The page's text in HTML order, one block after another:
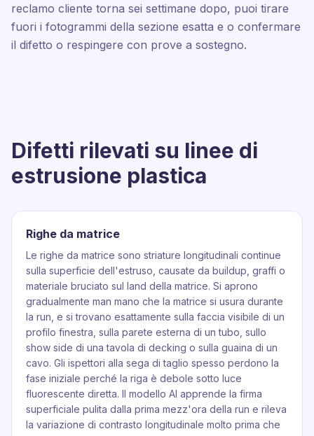
reclamo cliente torna sei settimane dopo, puoi tirare
fuori i fotogrammi della sezione esatta e o confermare
il difetto o respingere con prove a sostegno.
Difetti rilevati su linee di
estrusione plastica
Righe da matrice
Le righe da matrice sono striature longitudinali continue
sulla superficie dell'estruso, causate da buildup, graffi o
materiale bruciato sul land della matrice. Si aprono
gradualmente man mano che la matrice si usura durante
la run, e si trovano esattamente sulla faccia visibile di un
profilo finestra, sulla parete esterna di un tubo, sullo
show side di una tavola di decking o sulla guaina di un
cavo. Gli ispettori alla sega di taglio spesso perdono la
fase iniziale perché la riga è debole sotto luce
fluorescente diretta. Il modello AI apprende la firma
superficiale pulita dalla prima mezz'ora della run e rileva
la variazione di contrasto longitudinale molto prima che